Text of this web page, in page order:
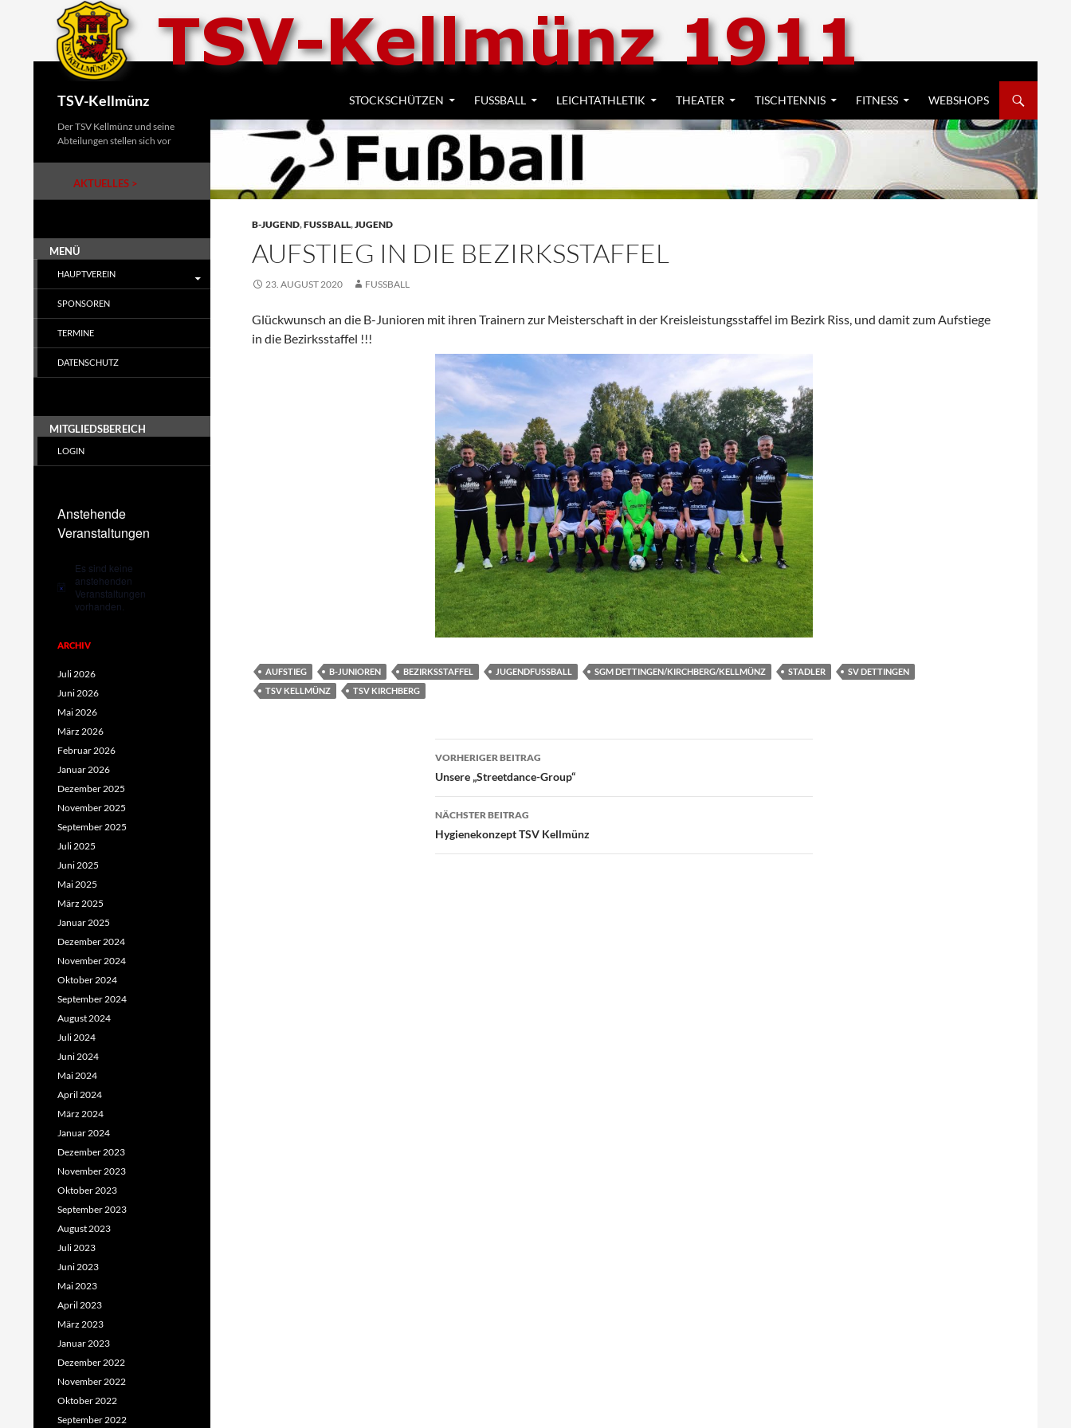
TSV-Kellmünz
STOCKSCHÜTZEN
FUSSBALL LEICHTATHLETIK THEATER TISCHTENNIS FITNESS WEBSHOPS
B-JUGEND,FUSSBALL ,JUGEND
AUFSTIEG IN DIE BEZIRKSSTAFFEL
23. AUGUST 2020 FUSSBALL
Glückwunsch an die B-Junioren mit ihren Trainern zur Meisterschaft in der Kreisleistungsstaffel im Bezirk Riss, und damit zum Aufstiege
in die Bezirksstaffel !!!
AUFSTIEG B-JUNIOREN BEZIRKSSTAFFEL JUGENDFUSSBALL SGM DETTINGEN/KIRCHBERG/KELLMÜNZ STADLER
SV DETTINGEN
TSV KELLMÜNZ
TSV KIRCHBERG
Beitragsnavigation
VORHERIGER BEITRAG
Unsere „Streetdance-Group“
NÄCHSTER BEITRAG
Hygienekonzept TSV Kellmünz
Der TSV Kellmünz und seine
Abteilungen stellen sich vor
AKTUELLES >
MENÜ
HAUPTVEREIN
SPONSOREN
TERMINE
DATENSCHUTZ
MITGLIEDSBEREICH
LOGIN
Anstehende
Veranstaltungen
Hinweis
Es sind keine
anstehenden
Veranstaltungen
vorhanden.
ARCHIV
Juli 2026
Juni 2026
Mai 2026
März 2026
Februar 2026
Januar 2026
Dezember 2025
November 2025
September 2025
Juli 2025
Juni 2025
Mai 2025
März 2025
Januar 2025
Dezember 2024
November 2024
Oktober 2024
September 2024
August 2024
Juli 2024
Juni 2024
Mai 2024
April 2024
März 2024
Januar 2024
Dezember 2023
November 2023
Oktober 2023
September 2023
August 2023
Juli 2023
Juni 2023
Mai 2023
April 2023
März 2023
Januar 2023
Dezember 2022
November 2022
Oktober 2022
September 2022